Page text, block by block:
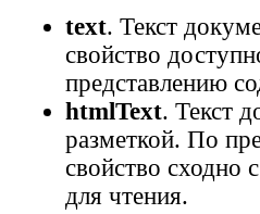
text. Текст
свойство
представлению
htmlText. Текст
разметкой. По
свойство сходно
для чтения.